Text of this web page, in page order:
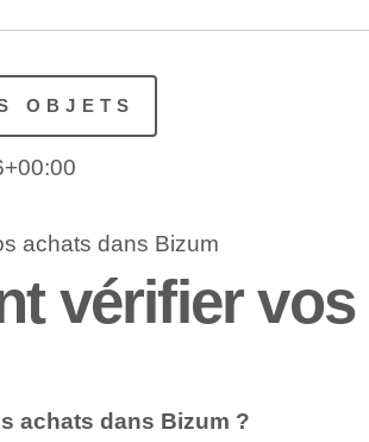
OBJETS
vérifier
achats dans Bizum ?